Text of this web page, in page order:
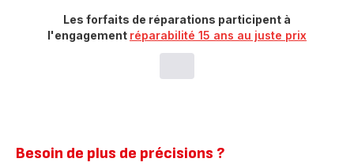
Les forfaits de réparations participent à
l'engagement réparabilité 15 ans au juste prix
Besoin de plus de précisions ?